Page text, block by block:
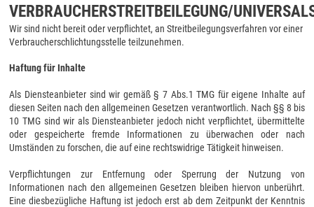
VERBRAUCHERSTREITBEILEGUNG/
Wir sind nicht bereit oder verpflichtet, an Streitbeilegungsverfahren vor einer
Verbraucherschlichtungsstelle teilzunehmen.
Haftung für Inhalte
Als Diensteanbieter sind wir gemäß § 7 Abs.1 TMG für eigene Inhalte auf
diesen Seiten nach den allgemeinen Gesetzen verantwortlich. Nach §§ 8 bis
10 TMG sind wir als Diensteanbieter jedoch nicht verpflichtet, übermittelte
oder gespeicherte fremde Informationen zu überwachen oder nach
Umständen zu forschen, die auf eine rechtswidrige Tätigkeit hinweisen.
Verpflichtungen zur Entfernung oder Sperrung der Nutzung von
Informationen nach den allgemeinen Gesetzen bleiben hiervon unberührt.
Eine diesbezügliche Haftung ist jedoch erst ab dem Zeitpunkt der Kenntnis